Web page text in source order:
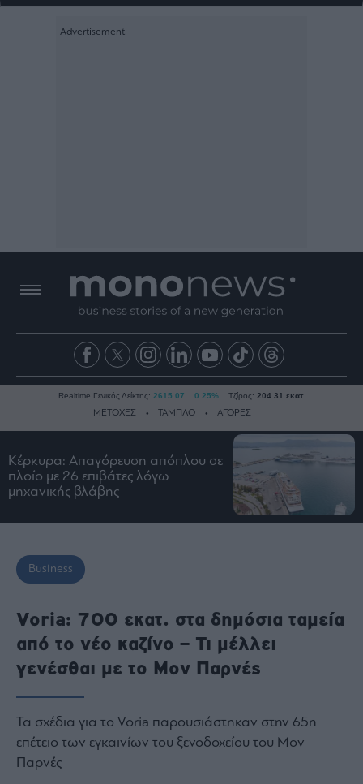
Ειδήσεις
Οικονομία
Business
Ναυτιλία
Πολιτική
Πολιτισμός
Κοινωνία
Law
Bloomberg
Financial
Realtime Γενικός Δείκτης: 2615.07 0.25% Τζίρος: 204.31 εκατ.
ΜΕΤΟΧΕΣ ΤΑΜΠΛΟ ΑΓΟΡΕΣ
Κέρκυρα: Απαγόρευση απόπλου σε
πλοίο με 26 επιβάτες λόγω
μηχανικής βλάβης
Business
Voria: 700 εκατ. στα δημόσια ταμεία
από το νέο καζίνο – Τι μέλλει
γενέσθαι με το Μον Παρνές
Τα σχέδια για το Voria παρουσιάστηκαν στην 65η
επέτειο των εγκαινίων του ξενοδοχείου του Μον
Παρνές